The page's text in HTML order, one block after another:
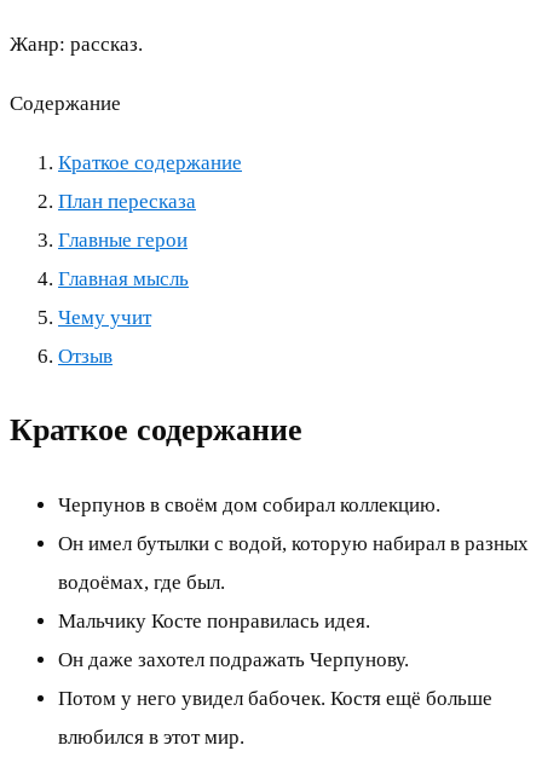
Жанр: рассказ.
Содержание
Краткое содержание
План пересказа
Главные герои
Главная мысль
Чему учит
Отзыв
Краткое содержание
Черпунов в своём дом собирал коллекцию.
Он имел бутылки с водой, которую набирал в разных
водоёмах, где был.
Мальчику Косте понравилась идея.
Он даже захотел подражать Черпунову.
Потом у него увидел бабочек. Костя ещё больше
влюбился в этот мир.